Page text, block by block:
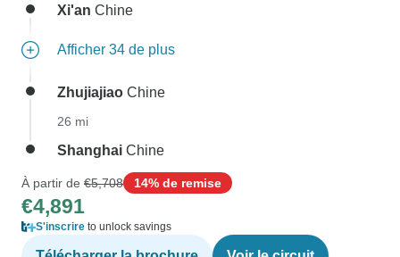
Xi'an Chine
Afficher 34 de plus
Zhujiajiao Chine
26 mi
Shanghai Chine
À partir de €5,708 14% de remise
€4,891
S'inscrire to unlock savings